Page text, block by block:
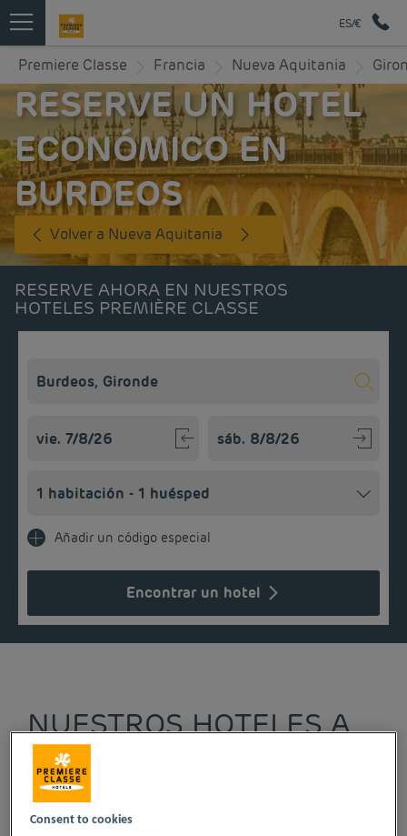
ES/€
Premiere Classe Francia Nueva Aquitania
RESERVE UN HOTEL
ECONÓMICO EN
BURDEOS
Volver a Nueva Aquitania
RESERVE AHORA EN NUESTROS
HOTELES PREMIÈRE CLASSE
Encontrar un hotel
Añadir un código especial
NUESTROS HOTELES A
PRECIOS BAJOS EN
BURDEOS
Consent to cookies